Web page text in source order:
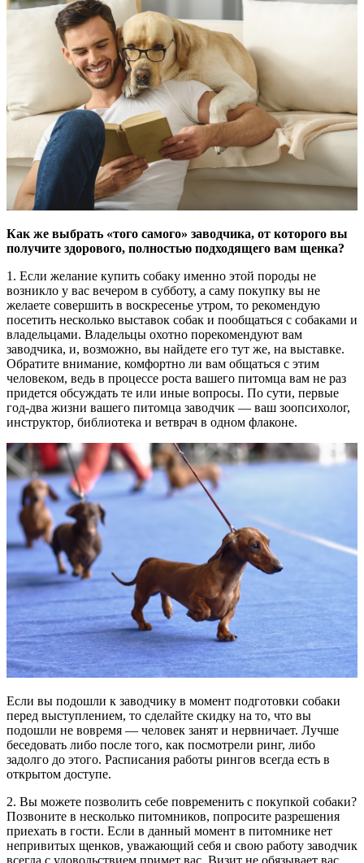
Как же выбрать «того самого» заводчика, от которого вы
получите здорового, полностью подходящего вам щенка?
1. Если желание купить собаку именно этой породы не
возникло у вас вечером в субботу, а саму покупку вы не
желаете совершить в воскресенье утром, то рекомендую
посетить несколько выставок собак и пообщаться с собаками и
владельцами. Владельцы охотно порекомендуют вам
заводчика, и, возможно, вы найдете его тут же, на выставке.
Обратите внимание, комфортно ли вам общаться с этим
человеком, ведь в процессе роста вашего питомца вам не раз
придется обсуждать те или иные вопросы. По сути, первые
год-два жизни вашего питомца заводчик — ваш зоопсихолог,
инструктор, библиотека и ветврач в одном флаконе.
Если вы подошли к заводчику в момент подготовки собаки
перед выступлением, то сделайте скидку на то, что вы
подошли не вовремя — человек занят и нервничает. Лучше
беседовать либо после того, как посмотрели ринг, либо
задолго до этого. Расписания работы рингов всегда есть в
открытом доступе.
2. Вы можете позволить себе повременить с покупкой собаки?
Позвоните в несколько питомников, попросите разрешения
приехать в гости. Если в данный момент в питомнике нет
непривитых щенков, уважающий себя и свою работу заводчик
всегда с удовольствием примет вас. Визит не обязывает вас